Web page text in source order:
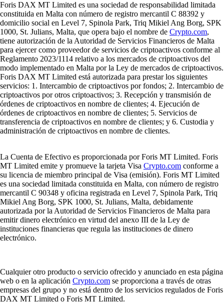
Foris DAX MT Limited es una sociedad de responsabilidad limitada
constituida en Malta con número de registro mercantil C 88392 y
domicilio social en Level 7, Spinola Park, Triq Mikiel Ang Borg, SPK
1000, St. Julians, Malta, que opera bajo el nombre de Crypto.com,
tiene autorización de la Autoridad de Servicios Financieros de Malta
para ejercer como proveedor de servicios de criptoactivos conforme al
Reglamento 2023/1114 relativo a los mercados de criptoactivos del
modo implementado en Malta por la Ley de mercados de criptoactivos.
Foris DAX MT Limited está autorizada para prestar los siguientes
servicios: 1. Intercambio de criptoactivos por fondos; 2. Intercambio de
criptoactivos por otros criptoactivos; 3. Recepción y transmisión de
órdenes de criptoactivos en nombre de clientes; 4. Ejecución de
órdenes de criptoactivos en nombre de clientes; 5. Servicios de
transferencia de criptoactivos en nombre de clientes; y 6. Custodia y
administración de criptoactivos en nombre de clientes.
La Cuenta de Efectivo es proporcionada por Foris MT Limited. Foris
MT Limited emite y promueve la tarjeta Visa Crypto.com conforme a
su licencia de miembro principal de Visa (emisión). Foris MT Limited
es una sociedad limitada constituida en Malta, con número de registro
mercantil C 90348 y oficina registrada en Level 7, Spinola Park, Triq
Mikiel Ang Borg, SPK 1000, St. Julians, Malta, debidamente
autorizada por la Autoridad de Servicios Financieros de Malta para
emitir dinero electrónico en virtud del anexo III de la Ley de
instituciones financieras que regula las instituciones de dinero
electrónico.
Cualquier otro producto o servicio ofrecido y anunciado en esta página
web o en la aplicación Crypto.com se proporciona a través de otras
empresas del grupo y no está dentro de los servicios regulados de Foris
DAX MT Limited o Foris MT Limited.